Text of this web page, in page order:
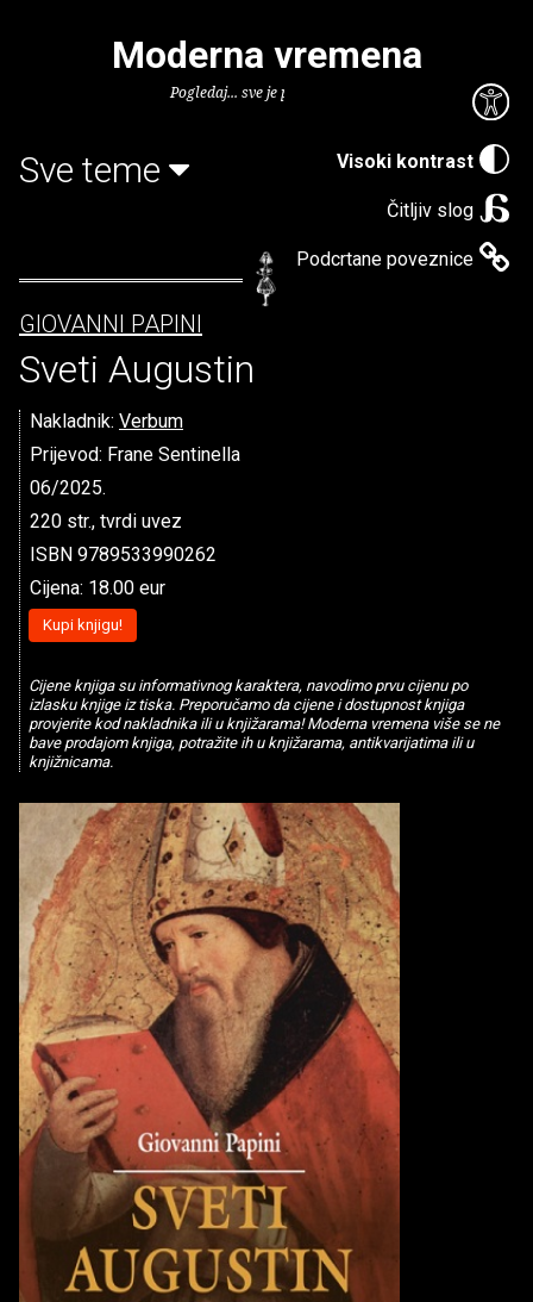
Visoki kontrast
Čitljiv slog
Podcrtane poveznice
Moderna vremena
Pogledaj... sve je puno knjiga.
Sve teme
GIOVANNI PAPINI
Sveti Augustin
Nakladnik: Verbum
Prijevod: Frane Sentinella
06/2025.
220 str., tvrdi uvez
ISBN 9789533990262
Cijena: 18.00 eur
Kupi knjigu!
Cijene knjiga su informativnog karaktera, navodimo prvu cijenu po
izlasku knjige iz tiska. Preporučamo da cijene i dostupnost knjiga
provjerite kod nakladnika ili u knjižarama! Moderna vremena više se ne
bave prodajom knjiga, potražite ih u knjižarama, antikvarijatima ili u
knjižnicama.